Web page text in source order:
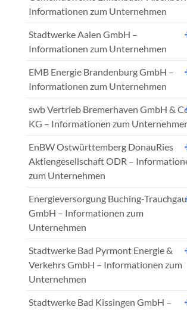
Informationen zum Unternehmen
Stadtwerke Aalen GmbH –
Informationen zum Unternehmen
EMB Energie Brandenburg GmbH –
Informationen zum Unternehmen
swb Vertrieb Bremerhaven GmbH &
KG – Informationen zum
EnBW Ostwürttemberg DonauRies
Aktiengesellschaft ODR –
zum Unternehmen
Energieversorgung Buching-Trauchgau
GmbH – Informationen zum
Unternehmen
Stadtwerke Bad Pyrmont Energie &
Verkehrs GmbH – Informationen zum
Unternehmen
Stadtwerke Bad Kissingen GmbH –